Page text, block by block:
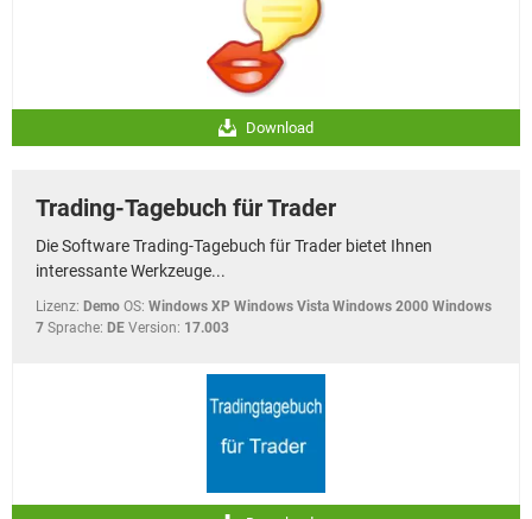
Download
Trading-Tagebuch für Trader
Die Software Trading-Tagebuch für Trader bietet Ihnen
interessante Werkzeuge...
Lizenz: Demo OS: Windows XP Windows Vista Windows 2000 Windows
7 Sprache: DE Version: 17.003